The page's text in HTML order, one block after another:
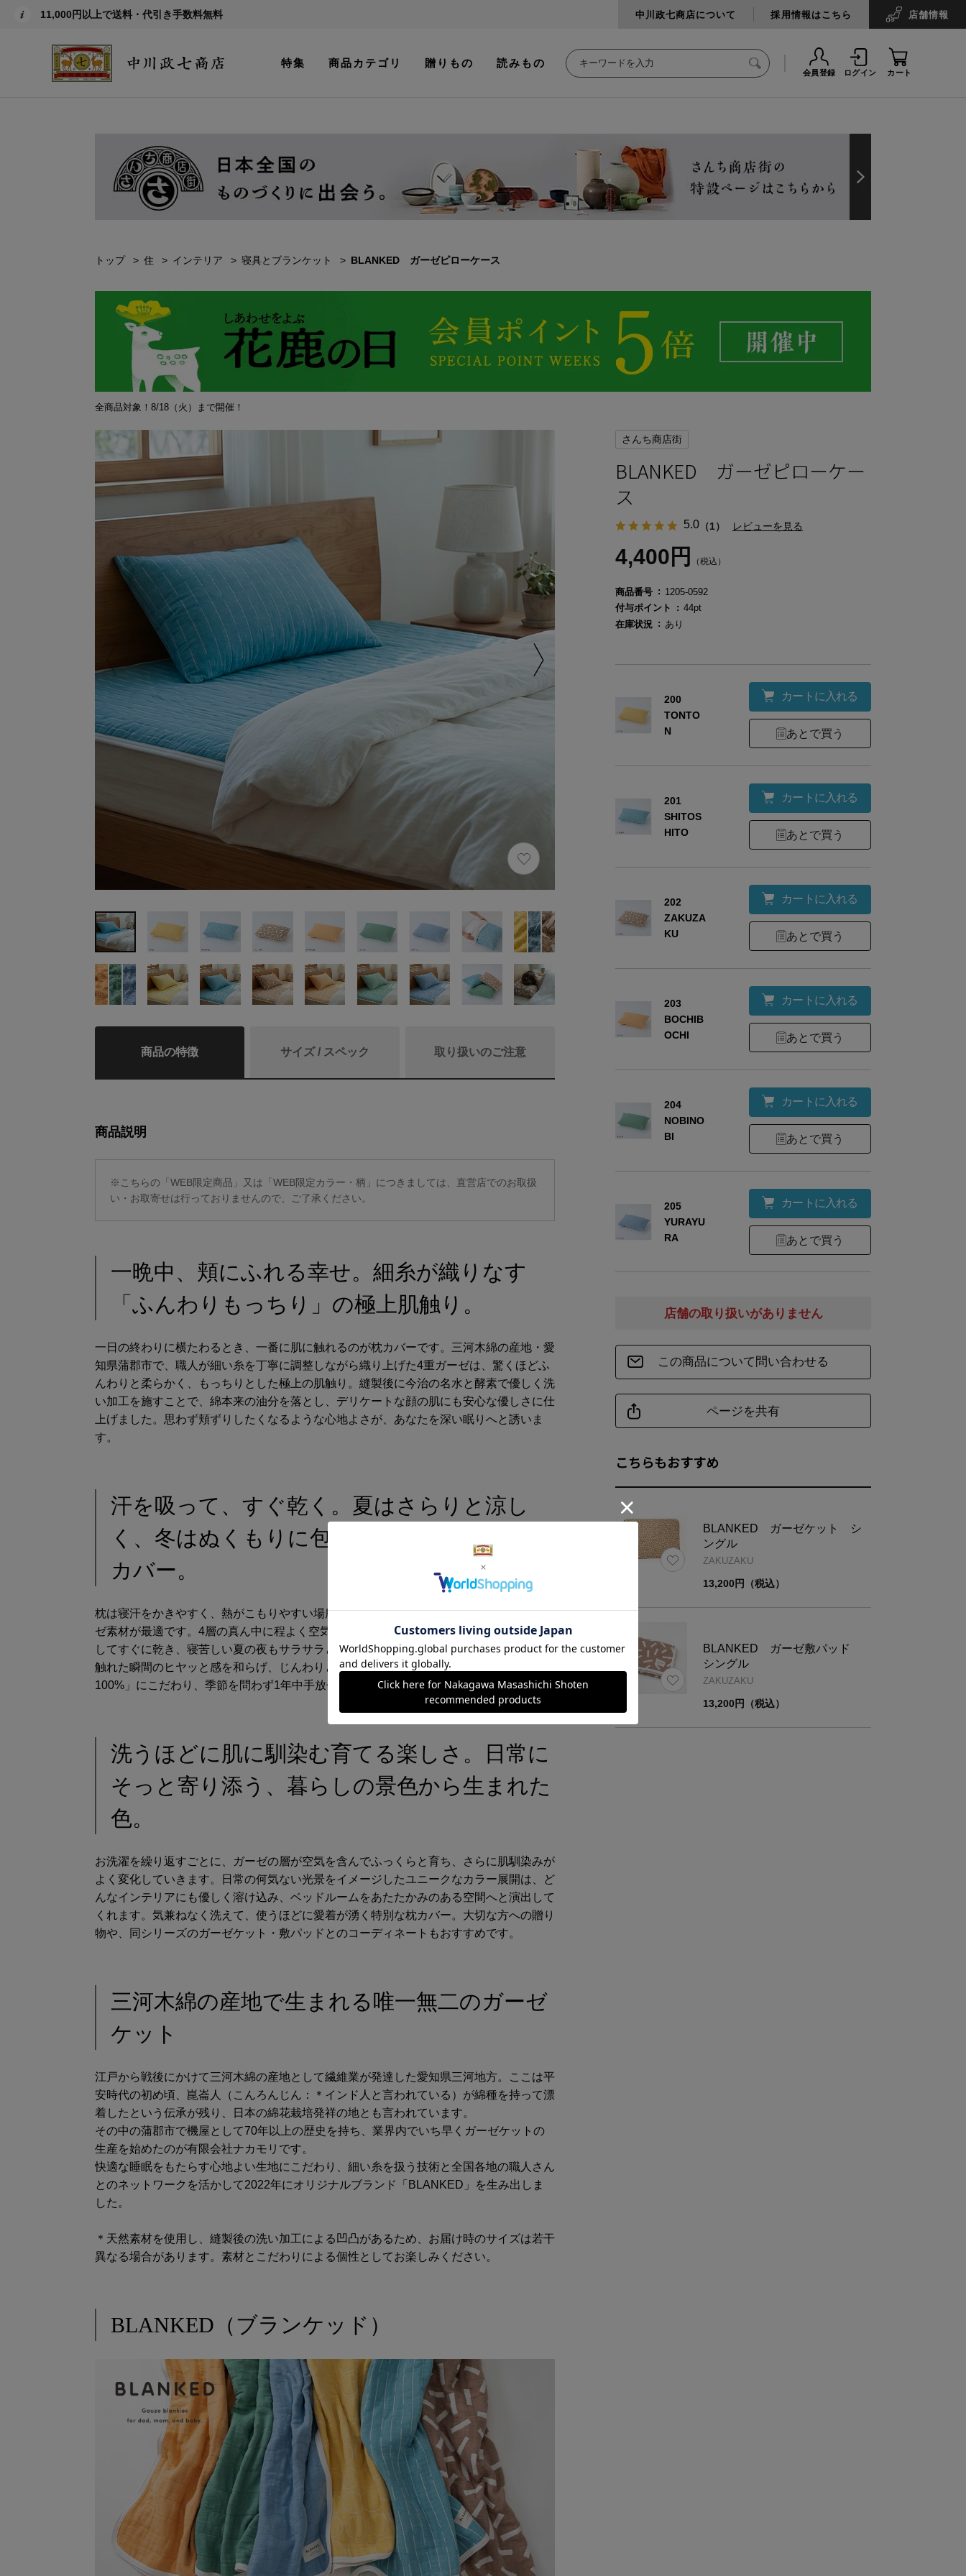
11,000円以上で送料・代引き手数料無料 中川政七商店について 採用情報はこちら 店舗情報
特集 商品カテゴリ 贈りもの 読みもの
会員登録 ログイン カート
トップ 住 インテリア 寝具とブランケット BLANKED ガーゼピローケース
全商品対象！8/18（火）まで開催！
商品の特徴 サイズ / スペック 取り扱いのご注意
商品説明
※こちらの「WEB限定商品」又は「WEB限定カラー・柄」につきましては、直営店でのお取扱
い・お取寄せは行っておりませんので、ご了承ください。
一晩中、頬にふれる幸せ。細糸が織りなす
「ふんわりもっちり」の極上肌触り。
一日の終わりに横たわるとき、一番に肌に触れるのが枕カバーです。三河木綿の産地・愛
知県蒲郡市で、職人が細い糸を丁寧に調整しながら織り上げた4重ガーゼは、驚くほどふ
んわりと柔らかく、もっちりとした極上の肌触り。縫製後に今治の名水と酵素で優しく洗
い加工を施すことで、綿本来の油分を落とし、デリケートな顔の肌にも安心な優しさに仕
上げました。思わず頬ずりしたくなるような心地よさが、あなたを深い眠りへと誘いま
す。
汗を吸って、すぐ乾く。夏はさらりと涼し
く、冬はぬくもりに包まれる1年中快適な枕
カバー。
枕は寝汗をかきやすく、熱がこもりやすい場所だからこそ、通気性と吸水性に優れたガー
ゼ素材が最適です。4層の真ん中に程よく空気を含むため、寝汗をかいてもしっかり吸水
してすぐに乾き、寝苦しい夏の夜もサラサラとした快適さをキープ。さらに、冬場は肌に
触れた瞬間のヒヤッと感を和らげ、じんわりとした温もりで頭部を包み込みます。「綿
100%」にこだわり、季節を問わず1年中手放せない1枚です。
洗うほどに肌に馴染む育てる楽しさ。日常に
そっと寄り添う、暮らしの景色から生まれた
色。
お洗濯を繰り返すごとに、ガーゼの層が空気を含んでふっくらと育ち、さらに肌馴染みが
よく変化していきます。日常の何気ない光景をイメージしたユニークなカラー展開は、ど
んなインテリアにも優しく溶け込み、ベッドルームをあたたかみのある空間へと演出して
くれます。気兼ねなく洗えて、使うほどに愛着が湧く特別な枕カバー。大切な方への贈り
物や、同シリーズのガーゼケット・敷パッドとのコーディネートもおすすめです。
三河木綿の産地で生まれる唯一無二のガーゼ
ケット
江戸から戦後にかけて三河木綿の産地として繊維業が発達した愛知県三河地方。ここは平
安時代の初め頃、崑崙人（こんろんじん：＊インド人と言われている）が綿種を持って漂
着したという伝承が残り、日本の綿花栽培発祥の地とも言われています。
その中の蒲郡市で機屋として70年以上の歴史を持ち、業界内でいち早くガーゼケットの
生産を始めたのが有限会社ナカモリです。
快適な睡眠をもたらす心地よい生地にこだわり、細い糸を扱う技術と全国各地の職人さん
とのネットワークを活かして2022年にオリジナルブランド「BLANKED」を生み出しま
した。
＊天然素材を使用し、縫製後の洗い加工による凹凸があるため、お届け時のサイズは若干
異なる場合があります。素材とこだわりによる個性としてお楽しみください。
BLANKED（ブランケッド）
商品詳細
商品サイズ
サイズ 幅
さんち商店街
BLANKED ガーゼピローケー
ス
5.0 （1） レビューを見る
4,400円 （税込）
商品番号
1205-0592
付与ポイント
44pt
在庫状況
あり
200
TONTO
N
カートに入れる
あとで買う
201
SHITOS
HITO
カートに入れる
あとで買う
202
ZAKUZA
KU
カートに入れる
あとで買う
203
BOCHIB
OCHI
カートに入れる
あとで買う
204
NOBINO
BI
カートに入れる
あとで買う
205
YURAYU
RA
カートに入れる
あとで買う
こちらもおすすめ
BLANKED ガーゼケット シ
ングル
ZAKUZAKU
13,200円（税込）
BLANKED ガーゼ敷パッド
シングル
ZAKUZAKU
13,200円（税込）
この商品について問い合わせる
ページを共有
店舗の取り扱いがありません